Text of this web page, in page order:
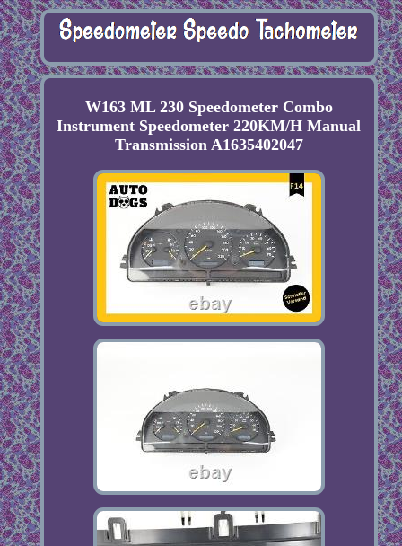
W163 ML 230 Speedometer Combo
Instrument Speedometer 220KM/H Manual
Transmission A1635402047